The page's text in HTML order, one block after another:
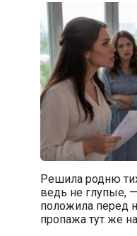
Решила родню
ведь не глупые,
положила перед
пропажа тут же